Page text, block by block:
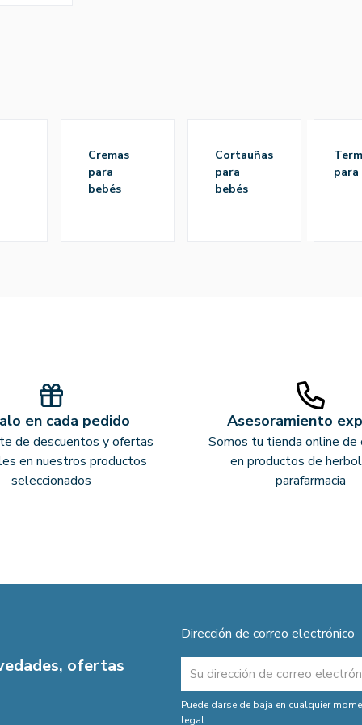
cremas
para
bebés
cortauñas
para
bebés
termómetros
para
en cada pedido
de descuentos y ofertas
en nuestros productos
seleccionados
Asesoramiento
Somos tu tienda online de
en productos de
parafarmacia
ofertas
Dirección de correo electrónico
Puede darse de baja en cualquier
legal.